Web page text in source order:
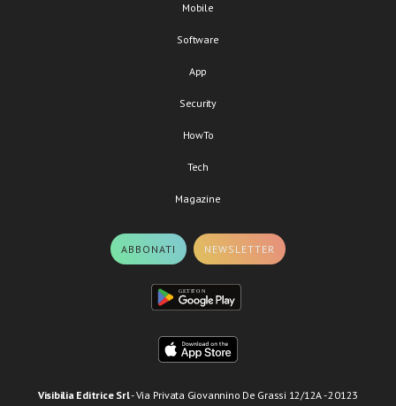
Mobile
Software
App
Security
HowTo
Tech
Magazine
ABBONATI NEWSLETTER
Visibilia Editrice Srl- Via Privata Giovannino De Grassi 12/12A - 20123